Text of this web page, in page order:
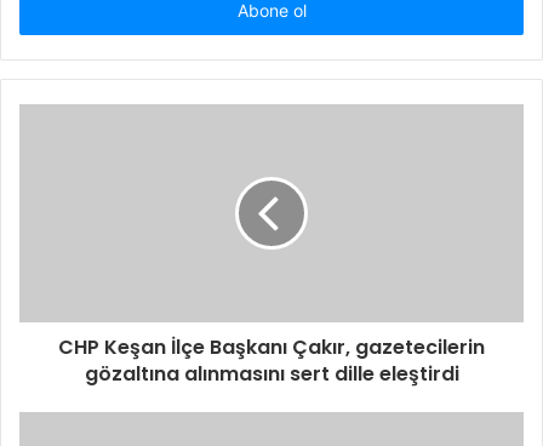
CHP Keşan İlçe Başkanı Çakır, gazetecilerin
gözaltına alınmasını sert dille eleştirdi